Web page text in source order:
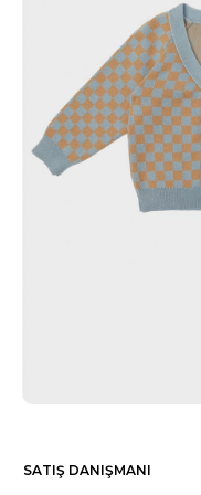
SATIŞ DANIŞMANI